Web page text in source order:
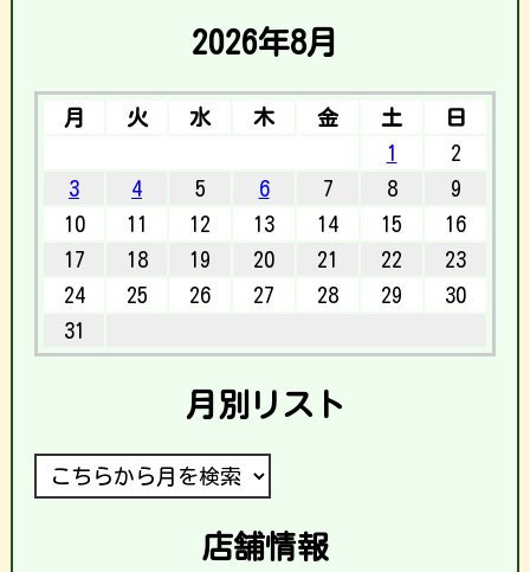
2026年8月
月 火 水 木 金 土
日
1
2
3
4 5 6 7 8
9
10
11 12 13 14 15
16
17
18 19 20 21 22
23
24
25 26 27 28 29
30
31
月別リスト
店舗情報